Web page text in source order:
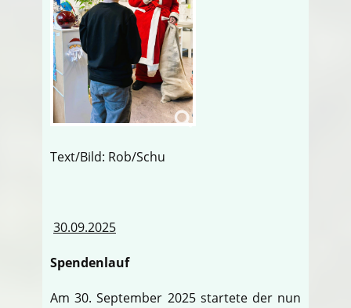
Text/Bild: Rob/Schu
30.09.2025
Spendenlauf
Am 30. September 2025 startete der nun